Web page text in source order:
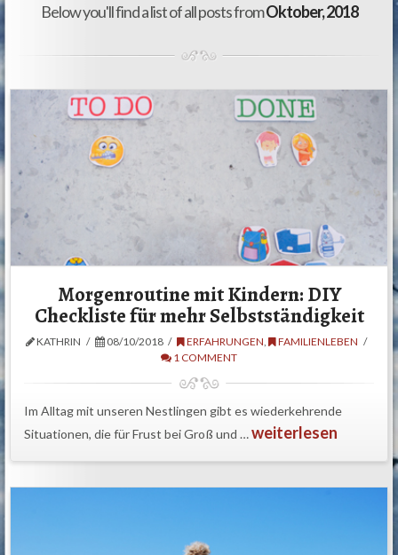
Below you'll find a list of all posts fromOktober, 2018
Morgenroutine mit Kindern: DIY
Checkliste für mehr Selbstständigkeit
KATHRIN 08/10/2018 ERFAHRUNGEN,
FAMILIENLEBEN
1 COMMENT
Im Alltag mit unseren Nestlingen gibt es wiederkehrende
Situationen, die für Frust bei Groß und …weiterlesen